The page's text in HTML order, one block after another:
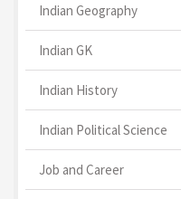
Indian Geography
Indian GK
Indian History
Indian Political Science
Job and Career